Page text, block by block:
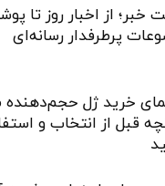
از اخبار روز تا
پرطرفدار رسانه‌ای
خرید ژل حجم‌دهنده
قبل از انتخاب و